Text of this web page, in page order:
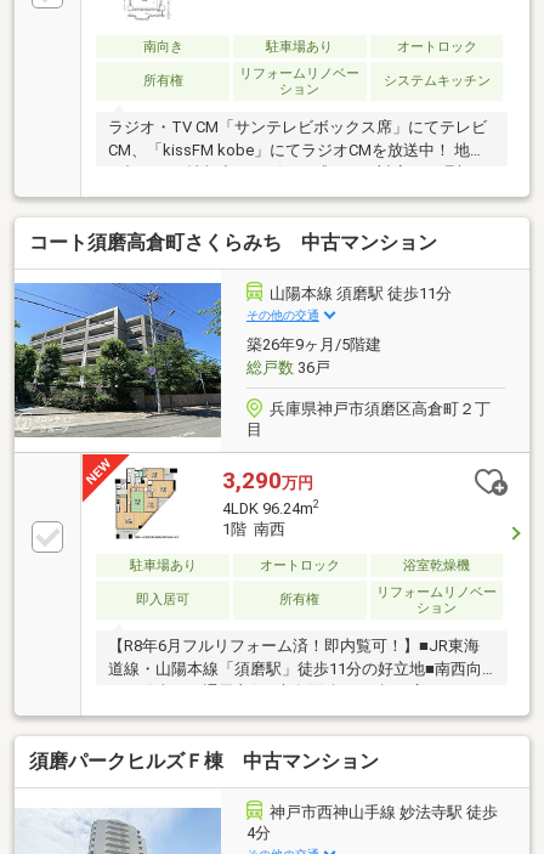
南向き 駐車場あり オートロック
所有権
リフォームリノベー
ション
システムキッチン
ラジオ・TV CM「サンテレビボックス席」にてテレビ
CM、「kissFM kobe」にてラジオCMを放送中！ 地域
住まい探しをサポート致します♪
コート須磨高倉町さくらみち 中古マンション
山陽本線 須磨駅 徒歩11分
その他の交通
築26年9ヶ月/5階建
総戸数36戸
兵庫県神戸市須磨区高倉町２丁
目
3,290万円
4LDK 96.24m2
1階 南西
駐車場あり オートロック 浴室乾燥機
即入居可 所有権
リフォームリノベー
ション
【R8年6月フルリフォーム済！即内覧可！】■JR東海
道線・山陽本線「須磨駅」徒歩11分の好立地■南西向
間取り■宅配ボックス完備
須磨パークヒルズＦ棟 中古マンション
神戸市西神山手線 妙法寺駅 徒歩
4分